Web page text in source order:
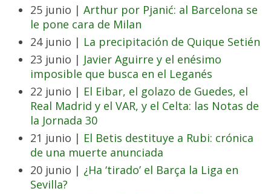
25 junio | Arthur por Pjanić: al Barcelona se
le pone cara de Milan
24 junio | La precipitación de Quique Setién
23 junio | Javier Aguirre y el enésimo
imposible que busca en el Leganés
22 junio | El Eibar, el golazo de Guedes, el
Real Madrid y el VAR, y el Celta: las Notas de
la Jornada 30
21 junio | El Betis destituye a Rubi: crónica
de una muerte anunciada
20 junio | ¿Ha ‘tirado’ el Barça la Liga en
Sevilla?